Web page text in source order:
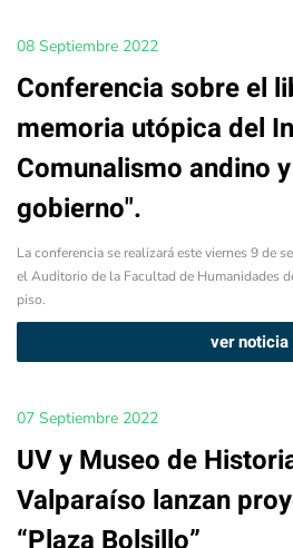
08 Septiembre 2022
Conferencia sobre el
memoria utópica del
Comunalismo andino
gobierno".
La conferencia se realizará este viernes 9 de
el Auditorio de la Facultad de Humanidades
piso.
ver noticia
07 Septiembre 2022
UV y Museo de
Valparaíso lanzan